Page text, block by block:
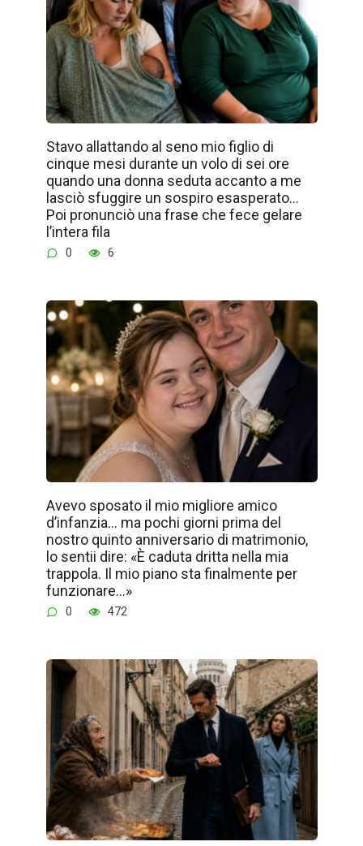
Stavo allattando al seno mio figlio di
cinque mesi durante un volo di sei ore
quando una donna seduta accanto a me
lasciò sfuggire un sospiro esasperato…
Poi pronunciò una frase che fece gelare
l’intera fila
0 6
Avevo sposato il mio migliore amico
d’infanzia… ma pochi giorni prima del
nostro quinto anniversario di matrimonio,
lo sentii dire: «È caduta dritta nella mia
trappola. Il mio piano sta finalmente per
funzionare…»
0 472